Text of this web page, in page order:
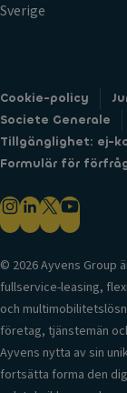
Sverige
Cookie-policy
Societe Generale
Tillgänglighet: ej-
Formulär för
© 2026 Ayvens Group
fullservice-leasing,
och
företag, tjänstemän
Ayvens nytta av sin
fortsätta forma den